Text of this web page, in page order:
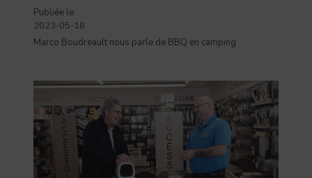
Publiée le
2023-05-18
Marco Boudreault nous parle de BBQ en camping